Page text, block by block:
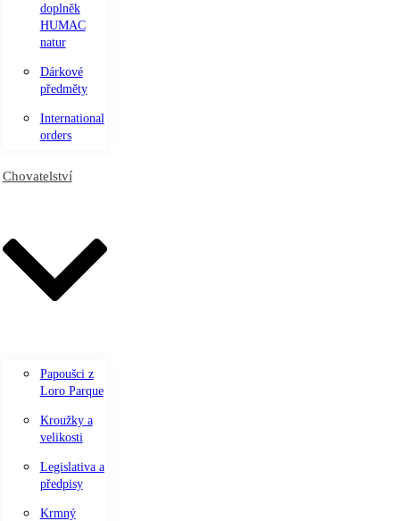
doplněk
HUMAC
natur
Dárkové
předměty
International
orders
Chovatelství
Papoušci z
Loro Parque
Kroužky a
velikosti
Legislativa a
předpisy
Krmný